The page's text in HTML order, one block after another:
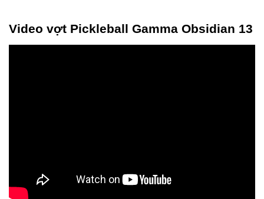
Video vợt Pickleball Gamma Obsidian 13